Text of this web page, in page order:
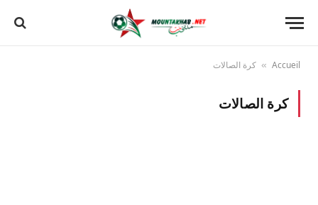
Accueil
» كرة الصالات
كرة الصالات